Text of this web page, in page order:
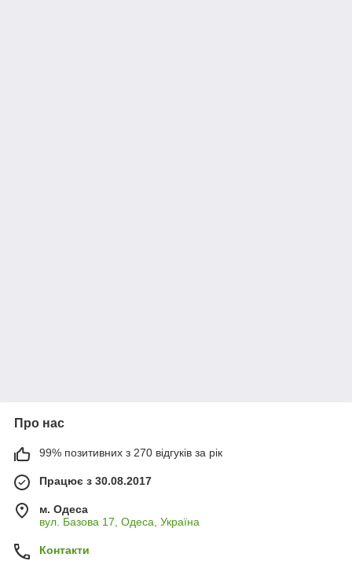
Про нас
99% позитивних з 270 відгуків за рік
Працює з 30.08.2017
м. Одеса
вул. Базова 17, Одеса, Україна
Контакти